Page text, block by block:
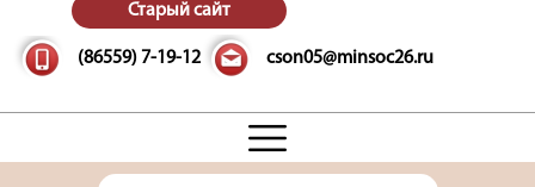
Старый сайт
(86559) 7-19-12 cson05@minsoc26.ru